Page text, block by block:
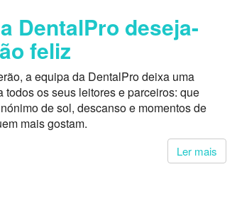
DentalPro deseja-
feliz
a equipa da DentalPro deixa uma
todos os seus leitores e parceiros: que
de sol, descanso e momentos de
mais gostam.
Ler mais